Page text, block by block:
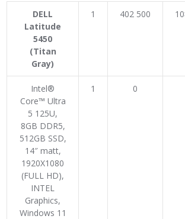
DELL
Latitude
5450
(Titan
Gray)
1 402 500
Intel®
Core™ Ultra
5 125U,
8GB DDR5,
512GB SSD,
14″ matt,
1920X1080
(FULL HD),
INTEL
Graphics,
Windows 11
1 0